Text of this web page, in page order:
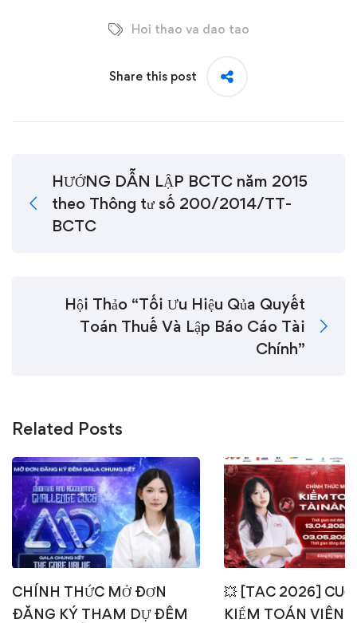
Hoi thao va dao tao
Share this post
HƯỚNG DẪN LẬP BCTC năm 2015
theo Thông tư số 200/2014/TT-
BCTC
Hội Thảo “Tối Ưu Hiệu Qủa Quyết
Toán Thuế Và Lập Báo Cáo Tài
Chính”
Related Posts
CHÍNH THỨC MỞ ĐƠN
ĐĂNG KÝ THAM DỰ ĐÊM
💥 [TAC 2026]
KIỂM TOÁN VIÊN